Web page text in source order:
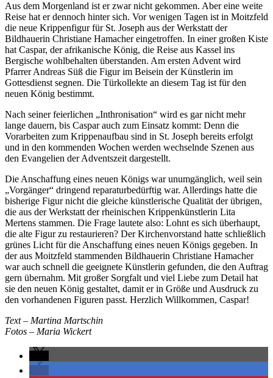
Aus dem Morgenland ist er zwar nicht gekommen. Aber eine weite
Reise hat er dennoch hinter sich. Vor wenigen Tagen ist in Moitzfeld
die neue Krippenfigur für St. Joseph aus der Werkstatt der
Bildhauerin Christiane Hamacher eingetroffen. In einer großen Kiste
hat Caspar, der afrikanische König, die Reise aus Kassel ins
Bergische wohlbehalten überstanden. Am ersten Advent wird
Pfarrer Andreas Süß die Figur im Beisein der Künstlerin im
Gottesdienst segnen. Die Türkollekte an diesem Tag ist für den
neuen König bestimmt.
Nach seiner feierlichen „Inthronisation“ wird es gar nicht mehr
lange dauern, bis Caspar auch zum Einsatz kommt: Denn die
Vorarbeiten zum Krippenaufbau sind in St. Joseph bereits erfolgt
und in den kommenden Wochen werden wechselnde Szenen aus
den Evangelien der Adventszeit dargestellt.
Die Anschaffung eines neuen Königs war unumgänglich, weil sein
„Vorgänger“ dringend reparaturbedürftig war. Allerdings hatte die
bisherige Figur nicht die gleiche künstlerische Qualität der übrigen,
die aus der Werkstatt der rheinischen Krippenkünstlerin Lita
Mertens stammen. Die Frage lautete also: Lohnt es sich überhaupt,
die alte Figur zu restaurieren? Der Kirchenvorstand hatte schließlich
grünes Licht für die Anschaffung eines neuen Königs gegeben. In
der aus Moitzfeld stammenden Bildhauerin Christiane Hamacher
war auch schnell die geeignete Künstlerin gefunden, die den Auftrag
gern übernahm. Mit großer Sorgfalt und viel Liebe zum Detail hat
sie den neuen König gestaltet, damit er in Größe und Ausdruck zu
den vorhandenen Figuren passt. Herzlich Willkommen, Caspar!
Text – Martina Martschin
Fotos – Maria Wickert